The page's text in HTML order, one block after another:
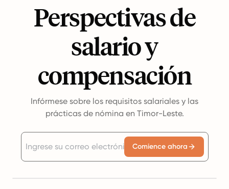
Perspectivas de
salario y
compensación
Infórmese sobre los requisitos salariales y las
prácticas de nómina en Timor-Leste.
Comience ahora